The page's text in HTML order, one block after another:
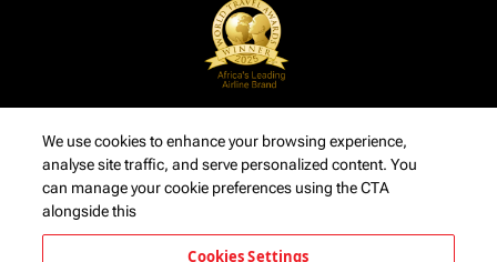
We use cookies to enhance your browsing experience,
analyse site traffic, and serve personalized content. You
can manage your cookie preferences using the CTA
alongside this
Cookies Settings